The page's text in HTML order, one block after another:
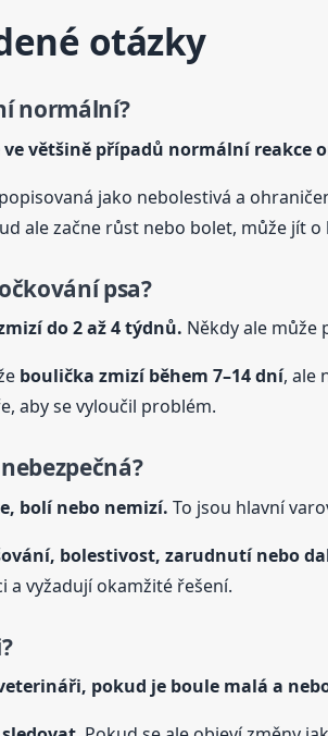
otázky
normální?
většině případů normální reakce
jako nebolestivá a
ale začne růst nebo bolet, může jít
psa?
do 2 až 4 týdnů. Někdy ale může
boulička zmizí během 7–14 dní, ale
aby se vyloučil problém.
bolí nebo nemizí. To jsou hlavní
bolestivost, zarudnutí nebo
vyžadují okamžité řešení.
pokud je boulemalá a